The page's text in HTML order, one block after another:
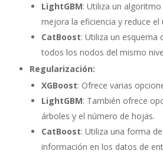
LightGBM: Utiliza un algoritmo
mejora la eficiencia y reduce
CatBoost: Utiliza un esquema
todos los nodos del mismo
Regularización:
XGBoost: Ofrece varias
LightGBM: También ofrece
árboles y el número de hojas.
CatBoost: Utiliza una forma
información en los datos de